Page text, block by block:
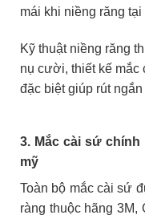
mái khi niềng răng
Kỹ thuật niềng răng
nụ cười, thiết kế mắc
đặc biệt giúp rút
3. Mắc cài sứ chính
mỹ
Toàn bộ mắc cài sứ
ràng thuộc hãng3M,